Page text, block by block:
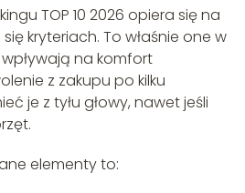
TOP 10 2026 opiera się na
kryteriach. To właśnie one w
na komfort
z zakupu po kilku
je z tyłu głowy, nawet jeśli
elementy to: